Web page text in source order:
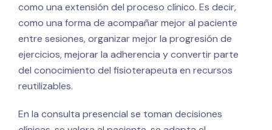
como una extensión del proceso clínico. Es decir,
como una forma de acompañar mejor al paciente
entre sesiones, organizar mejor la progresión de
ejercicios, mejorar la adherencia y convertir parte
del conocimiento del fisioterapeuta en recursos
reutilizables.
En la consulta presencial se toman decisiones